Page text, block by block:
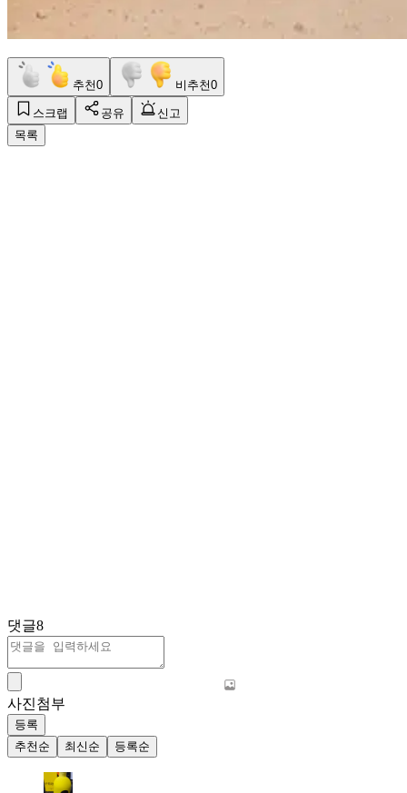
추천0 비추천0
스크랩 공유
신고
목록
댓글8
사진첨부
등록
추천순
최신순 등록순